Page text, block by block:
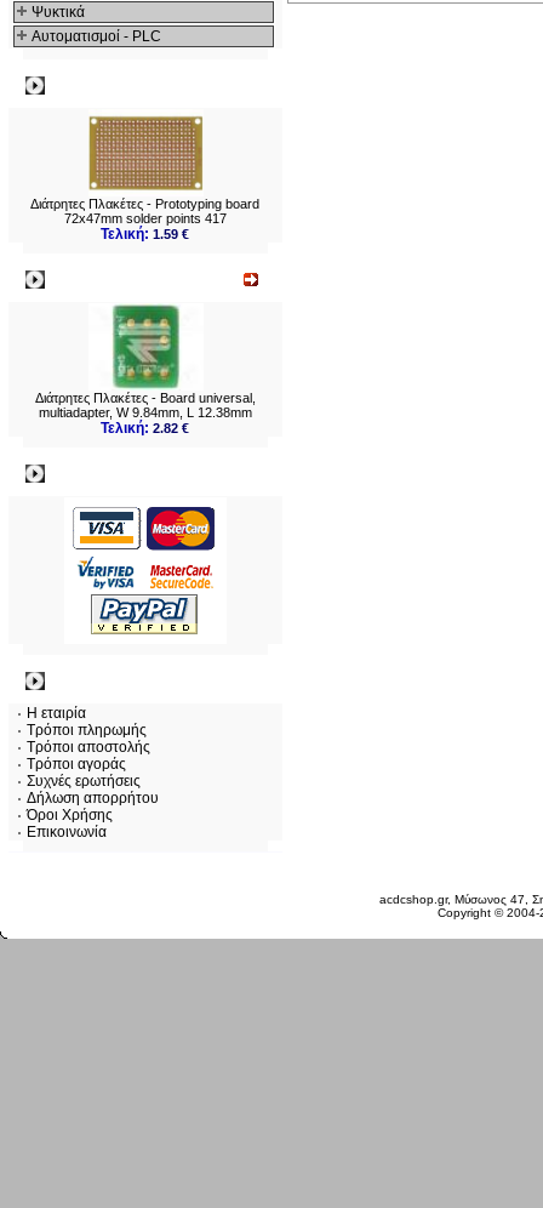
Ψυκτικά
Αυτοματισμοί - PLC
Διάτρητες Πλακέτες - Prototyping board
72x47mm solder points 417
Τελική:1.59 €
Διάτρητες Πλακέτες - Board universal,
multiadapter, W 9.84mm, L 12.38mm
Τελική:2.82 €
Η εταιρία
Τρόποι πληρωμής
Τρόποι αποστολής
Τρόποι αγοράς
Συχνές ερωτήσεις
Δήλωση απορρήτου
Όροι Χρήσης
Επικοινωνία
acdcshop.gr, Μύσωνος 47,
Copyright ©